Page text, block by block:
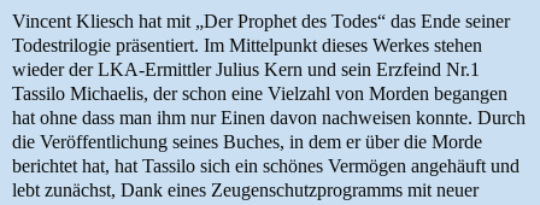
Vincent Kliesch hat mit „Der Prophet des Todes“ das Ende seiner
Todestrilogie präsentiert. Im Mittelpunkt dieses Werkes stehen
wieder der LKA-Ermittler Julius Kern und sein Erzfeind Nr.1
Tassilo Michaelis, der schon eine Vielzahl von Morden begangen
hat ohne dass man ihm nur Einen davon nachweisen konnte. Durch
die Veröffentlichung seines Buches, in dem er über die Morde
berichtet hat, hat Tassilo sich ein schönes Vermögen angehäuft und
lebt zunächst, Dank eines Zeugenschutzprogramms mit neuer